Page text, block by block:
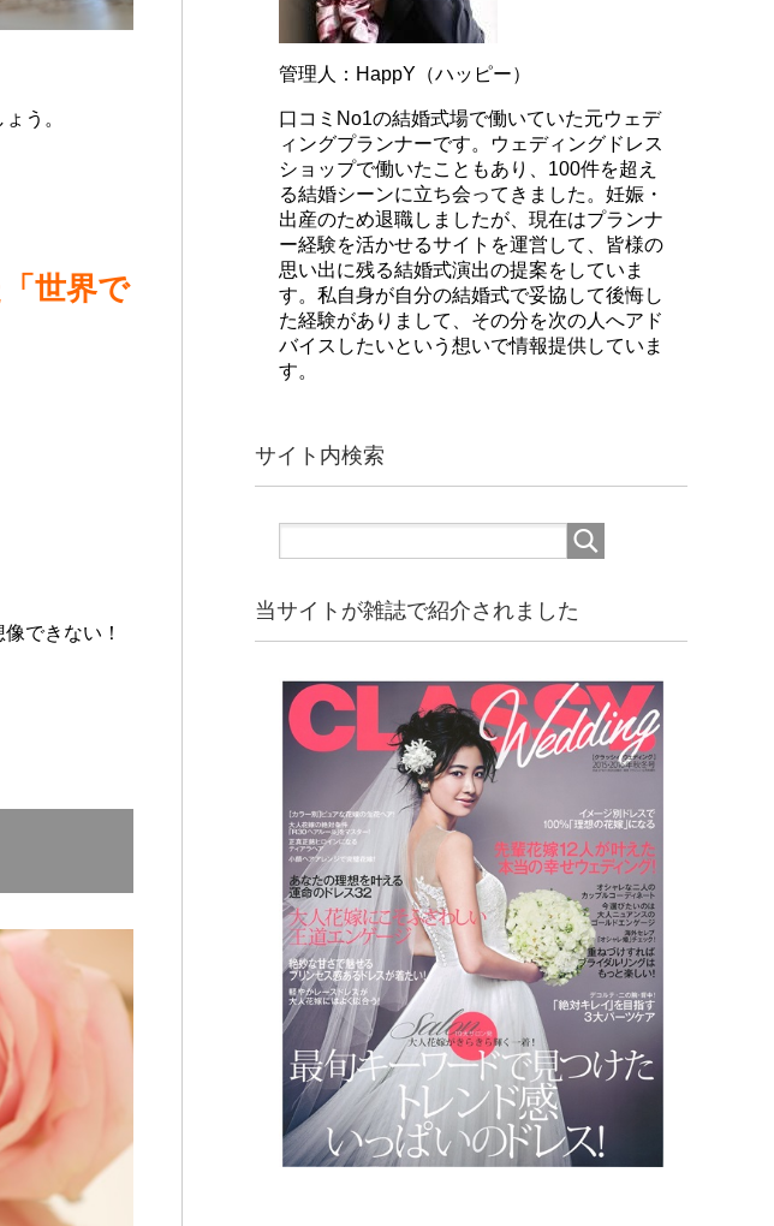
う。
世界で
できない！
管理人：HappY（ハッピー）
口コミNo1の結婚式場で働いていた元ウェデ
ィングプランナーです。ウェディングドレス
ショップで働いたこともあり、100件を超え
る結婚シーンに立ち会ってきました。妊娠・
出産のため退職しましたが、現在はプランナ
ー経験を活かせるサイトを運営して、皆様の
思い出に残る結婚式演出の提案をしていま
す。私自身が自分の結婚式で妥協して後悔し
た経験がありまして、その分を次の人へアド
バイスしたいという想いで情報提供していま
す。
サイト内検索
当サイトが雑誌で紹介されました